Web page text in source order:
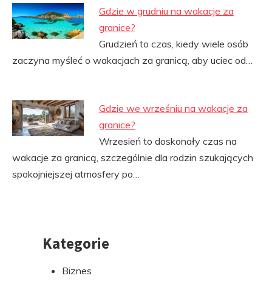
Gdzie w grudniu na wakacje za
granice?
Grudzień to czas, kiedy wiele osób
zaczyna myśleć o wakacjach za granicą, aby uciec od…
Gdzie we wrześniu na wakacje za
granice?
Wrzesień to doskonały czas na
wakacje za granicą, szczególnie dla rodzin szukających
spokojniejszej atmosfery po…
PrzejdźKategorie
Biznes